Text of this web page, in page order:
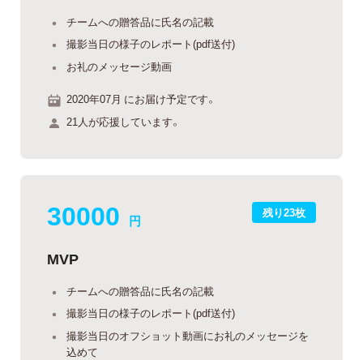
チームへの贈答品に氏名の記載
撮影当日の様子のレポート(pdf送付)
お礼のメッセージ動画
2020年07月 にお届け予定です。
21人が応援しています。
残り23枚
30000 円
MVP
チームへの贈答品に氏名の記載
撮影当日の様子のレポート(pdf送付)
撮影当日のオフショット動画にお礼のメッセージを
込めて